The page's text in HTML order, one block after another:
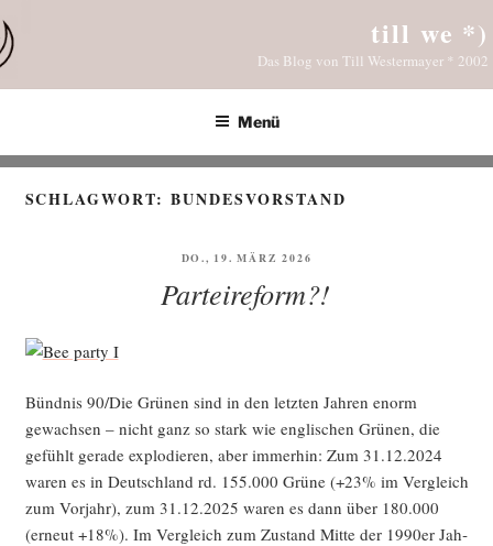
Inhalt
springen
till we *)
Das Blog von Till Westermayer * 2002
Menü
SCHLAGWORT:BUNDESVORSTAND
VERÖFFENTLICHT
DO., 19. MÄRZ 2026
Parteireform?!
Bünd­nis 90/Die Grü­nen sind in den letz­ten Jah­ren enorm
gewach­sen – nicht ganz so stark wie eng­li­schen Grü­nen, die
gefühlt gera­de explo­die­ren, aber immer­hin: Zum 31.12.2024
waren es in Deutsch­land rd. 155.000 Grü­ne (+23% im Ver­gleich
zum Vor­jahr), zum 31.12.2025 waren es dann über 180.000
(erneut +18%). Im Ver­gleich zum Zustand Mit­te der 1990er Jah­